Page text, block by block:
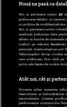
Nouă ne pasă ca
Noi și partenerii noștri 30
prelucrarea datelor cu caracter
cu politica de
Noi si partenerii nostri
analitice) prelucram date
afisate in functie de interesele
traficul pe website.
personal. Aceste drepturi pot
Tehnologiilor de tip Cookie,
care colaboram. Prin click pe
putin cele legate de cookie
Atât noi, cât și
Stocarea și/sau accesarea
Dezvoltarea și îmbunătățirea
personalizate. Crearea
performanței conținutului.